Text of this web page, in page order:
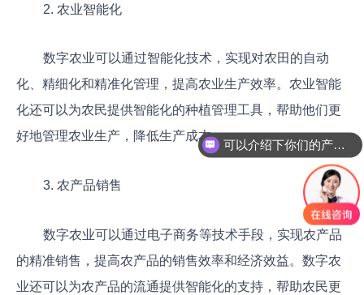
2. 农业智能化
数字农业可以通过智能化技术，实现对农田的自动
化、精细化和精准化管理，提高农业生产效率。农业智能
化还可以为农民提供智能化的种植管理工具，帮助他们更
好地管理农业生产，降低生产成本。
3. 农产品销售
数字农业可以通过电子商务等技术手段，实现农产品
的精准销售，提高农产品的销售效率和经济效益。数字农
业还可以为农产品的流通提供智能化的支持，帮助农民更
可以介绍下你们的产品么